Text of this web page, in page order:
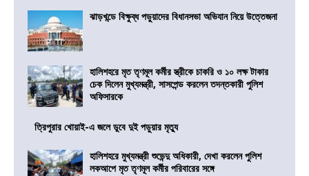
ঝাড়খন্ডে বিক্ষুব্ধ পড়ুয়াদের বিধানসভা অভিযান নিয়ে উত্তেজনা
হালিশহরে মৃত তৃণমূল কর্মীর স্ত্রীকে চাকরি ও ১০ লক্ষ টাকার
চেক দিলেন মুখ্যমন্ত্রী, সাসপেন্ড করলেন তদন্তকারী পুলিশ
অফিসারকে
ত্রিপুরার খোয়াই-এ জলে ডুবে দুই পড়ুয়ার মৃত্যু
হালিশহরে মুখ্যমন্ত্রী শুভেন্দু অধিকারী, দেখা করলেন পুলিশ
লকআপে মৃত তৃণমূল কর্মীর পরিবারের সঙ্গে